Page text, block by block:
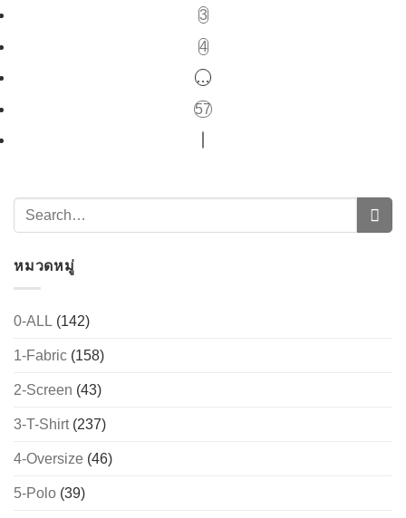
3
4
…
57
หมวดหมู่
0-ALL (142)
1-Fabric (158)
2-Screen (43)
3-T-Shirt(237)
4-Oversize (46)
5-Polo (39)